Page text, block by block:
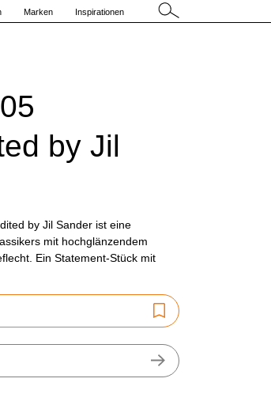
Marken Inspirationen
by Jil
by Jil Sander ist eine
mit hochglänzendem
Ein Statement-Stück mit